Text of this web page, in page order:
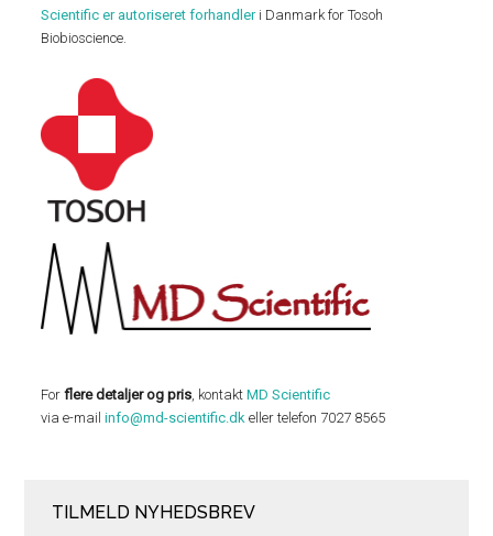
Scientific er autoriseret forhandleri Danmark for Tosoh
Biobioscience.
For flere detaljer og pris, kontaktMD Scientific
via e-mailinfo@md-scientific.dk eller telefon 7027 8565
TILMELD NYHEDSBREV